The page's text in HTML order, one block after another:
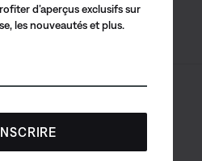
juridique
Accessibilité
d’aperçus exclusifs sur
les nouveautés et plus.